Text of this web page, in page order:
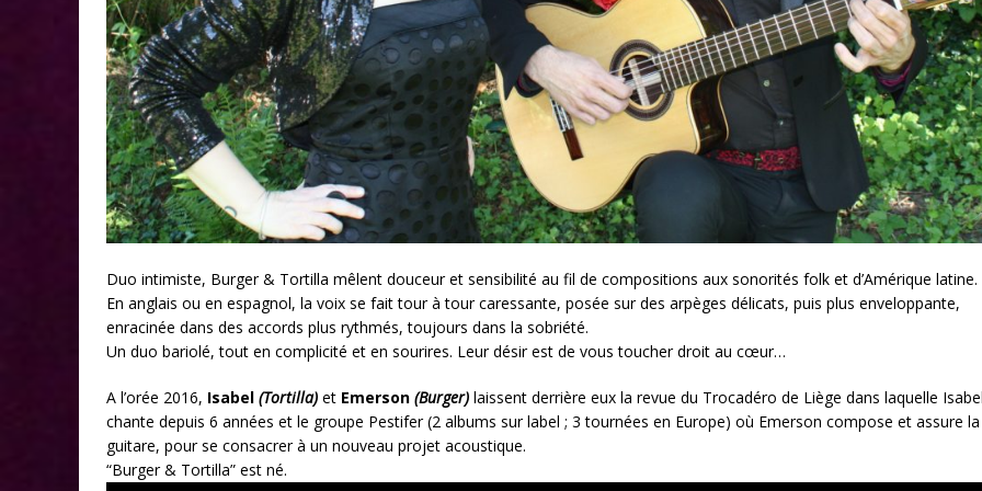
Duo intimiste, Burger & Tortilla mêlent douceur et sensibilité au fil de compositions aux sonorités folk et d’Amérique latine.
En anglais ou en espagnol, la voix se fait tour à tour caressante, posée sur des arpèges délicats, puis plus enveloppante,
enracinée dans des accords plus rythmés, toujours dans la sobriété.
Un duo bariolé, tout en complicité et en sourires. Leur désir est de vous toucher droit au cœur…
A l’orée 2016, Isabel (Tortilla) et Emerson (Burger) laissent derrière eux la revue du Trocadéro de Liège dans laquelle
chante depuis 6 années et le groupe Pestifer (2 albums sur label ; 3 tournées en Europe) où Emerson compose et assure la
guitare, pour se consacrer à un nouveau projet acoustique.
“Burger & Tortilla” est né.